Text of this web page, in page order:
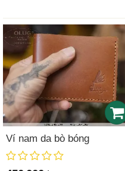
Ví nam da bò bóng